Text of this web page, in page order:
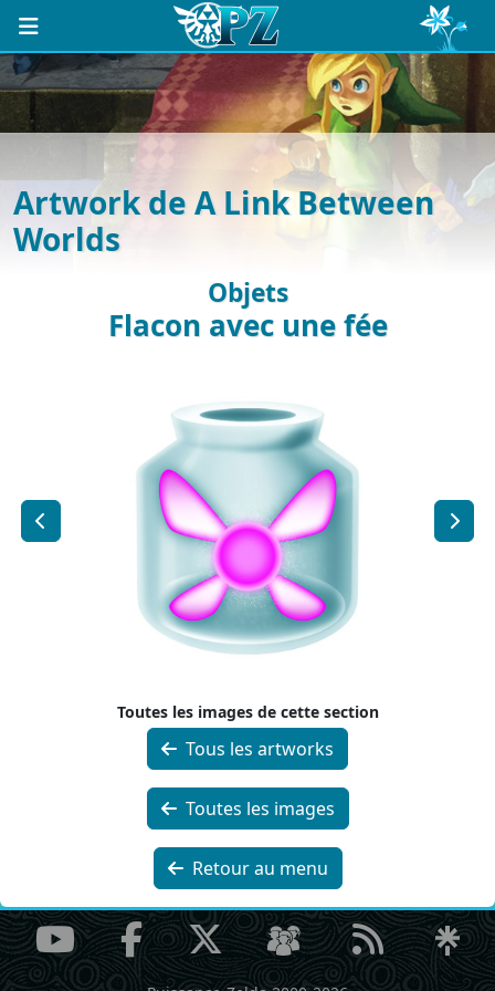
Artwork de A Link Between
Worlds
Objets
Flacon avec une fée
Toutes les images de cette section
Tous les artworks
Toutes les images
Retour au menu